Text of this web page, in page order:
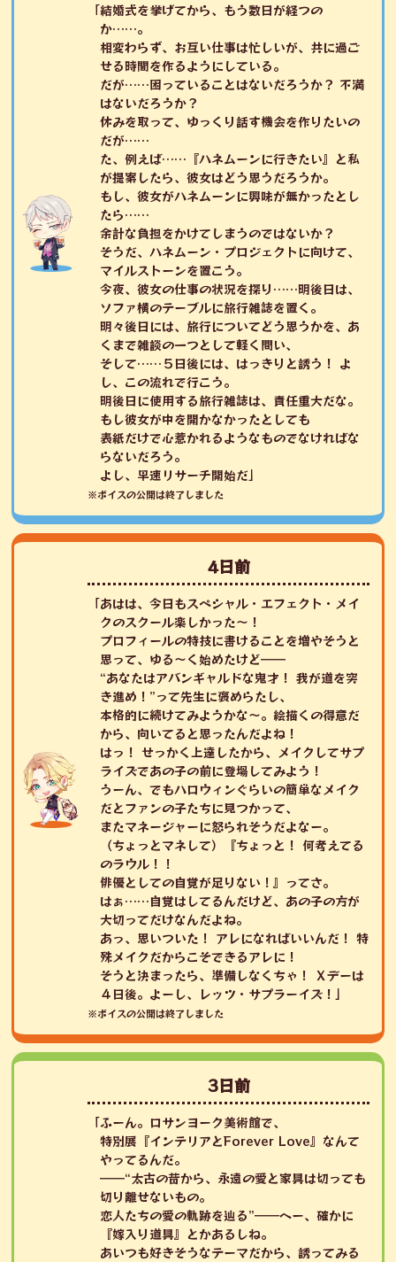
「結婚式を挙げてから、もう数日が経つの
か……。
相変わらず、お互い仕事は忙しいが、共に過ご
せる時間を作るようにしている。
だが……困っていることはないだろうか？ 不満
はないだろうか？
休みを取って、ゆっくり話す機会を作りたいの
だが……
た、例えば……『ハネムーンに行きたい』と私
が提案したら、彼女はどう思うだろうか。
もし、彼女がハネムーンに興味が無かったとし
たら……
余計な負担をかけてしまうのではないか？
そうだ、ハネムーン・プロジェクトに向けて、
マイルストーンを置こう。
今夜、彼女の仕事の状況を探り……明後日は、
ソファ横のテーブルに旅行雑誌を置く。
明々後日には、旅行についてどう思うかを、あ
くまで雑談の一つとして軽く問い、
そして……５日後には、はっきりと誘う！ よ
し、この流れで行こう。
明後日に使用する旅行雑誌は、責任重大だな。
もし彼女が中を開かなかったとしても
表紙だけで心惹かれるようなものでなければな
らないだろう。
よし、早速リサーチ開始だ」
※ボイスの公開は終了しました
4日前
「あはは、今日もスペシャル・エフェクト・メイ
クのスクール楽しかった～！
プロフィールの特技に書けることを増やそうと
思って、ゆる～く始めたけど――
“あなたはアバンギャルドな鬼才！ 我が道を突
き進め！”って先生に褒めらたし、
本格的に続けてみようかな～。絵描くの得意だ
から、向いてると思ったんだよね！
はっ！ せっかく上達したから、メイクしてサプ
ライズであの子の前に登場してみよう！
うーん、でもハロウィンぐらいの簡単なメイク
だとファンの子たちに見つかって、
またマネージャーに怒られそうだよなー。
（ちょっとマネして）『ちょっと！ 何考えてる
のラウル！！
俳優としての自覚が足りない！』ってさ。
はぁ……自覚はしてるんだけど、あの子の方が
大切ってだけなんだよね。
あっ、思いついた！ アレになればいいんだ！ 特
殊メイクだからこそできるアレに！
そうと決まったら、準備しなくちゃ！ Ｘデーは
４日後。よーし、レッツ・サプラーイズ！」
※ボイスの公開は終了しました
3日前
「ふーん。ロサンヨーク美術館で、
特別展『インテリアとForever Love』なんて
やってるんだ。
――“太古の昔から、永遠の愛と家具は切っても
切り離せないもの。
恋人たちの愛の軌跡を辿る”――へー、確かに
『嫁入り道具』とかあるしね。
あいつも好きそうなテーマだから、誘ってみる